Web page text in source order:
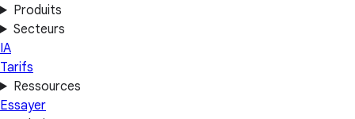
Produits
Secteurs
IA
Tarifs
Ressources
Essayer